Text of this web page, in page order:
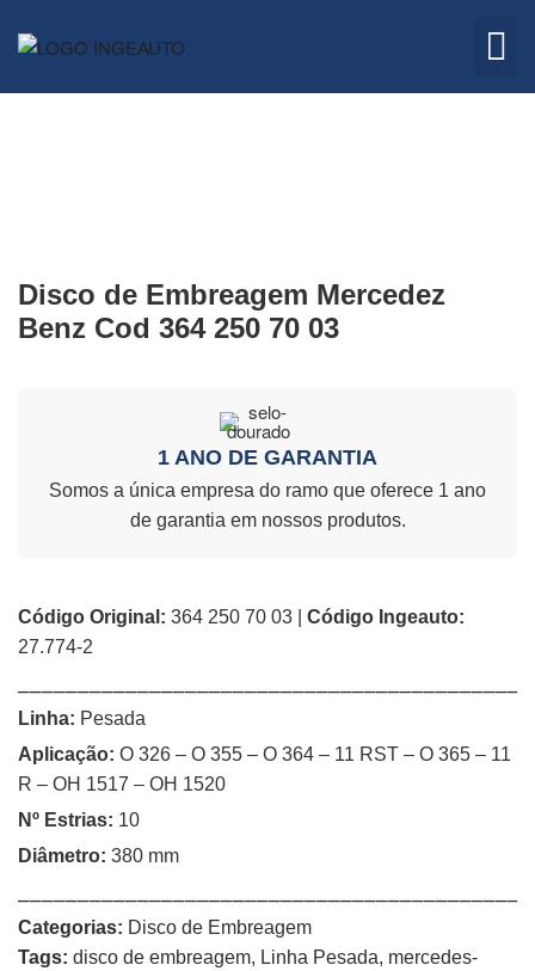
Disco de Embreagem Mercedez
Benz Cod 364 250 70 03
1 ANO DE GARANTIA
Somos a única empresa do ramo que oferece 1 ano
de garantia em nossos produtos.
Código Original: 364 250 70 03 | Código Ingeauto:
27.774-2
Linha: Pesada
Aplicação: O 326 – O 355 – O 364 – 11 RST – O 365 – 11
R – OH 1517 – OH 1520
Nº Estrias: 10
Diâmetro: 380 mm
Categorias: Disco de Embreagem
Tags: disco de embreagem, Linha Pesada, mercedes-